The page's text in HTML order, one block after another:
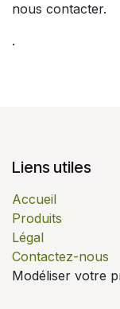
nous contacter.
.
Liens utiles
Accueil
Produits
Légal
Contactez-nous
Modéliser votre